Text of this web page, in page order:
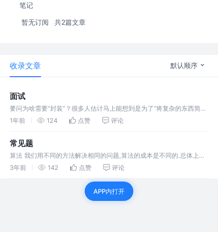
笔记
暂无订阅 共2篇文章
收录文章 默认顺序
面试
要问为啥需要“封装”？很多人估计马上能想到是为了“将复杂的东西简单
化”，但对于初学者而言，一般则很难想到有时封装是为了“把简单的东
1年前 124 点赞 评论
常见题
算法 我们用不同的方法解决相同的问题,算法的成本是不同的.总体上来
讲,一个优秀的算法去追求两个目标 算法是一种解决问题的方法。我们
3年前 142 点赞 评论
APP内打开